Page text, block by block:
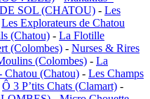
SOL (CHATOU) - Les
Les Explorateurs de Chatou
(Chatou) - La Flotille
(Colombes) - Nurses & Rires
(Colombes) - La
Chatou (Chatou) - Les Champs
Ô 3 P’tits Chats (Clamart) -